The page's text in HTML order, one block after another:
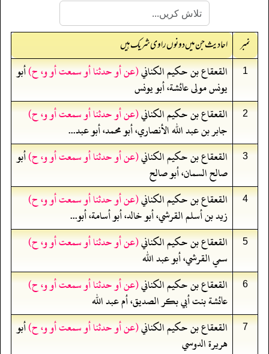
نمبر احادیث جن میں دونوں راوی شریک ہیں
1 القعقاع بن حكيم الكناني(عن أو حدثنا أو سمعت أو و، ح)أبو
يونس مولى عائشة، أبو يونس
2 القعقاع بن حكيم الكناني(عن أو حدثنا أو سمعت أو و، ح)
جابر بن عبد الله الأنصاري، أبو محمد، أبو عبد...
3 القعقاع بن حكيم الكناني(عن أو حدثنا أو سمعت أو و، ح)أبو
صالح السمان، أبو صالح
4 القعقاع بن حكيم الكناني(عن أو حدثنا أو سمعت أو و، ح)
زيد بن أسلم القرشي، أبو خالد، أبو أسامة، أبو...
5 القعقاع بن حكيم الكناني(عن أو حدثنا أو سمعت أو و، ح)
سمي القرشي، أبو عبد الله
6 القعقاع بن حكيم الكناني(عن أو حدثنا أو سمعت أو و، ح)
عائشة بنت أبي بكر الصديق، أم عبد الله
7 القعقاع بن حكيم الكناني(عن أو حدثنا أو سمعت أو و، ح)أبو
هريرة الدوسي